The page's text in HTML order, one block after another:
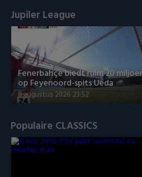
Jupiler League
Fenerbahçe biedt ruim 20
op Feyenoord-spits Ueda
8 augustus 2026 23:52
Populaire CLASSICS